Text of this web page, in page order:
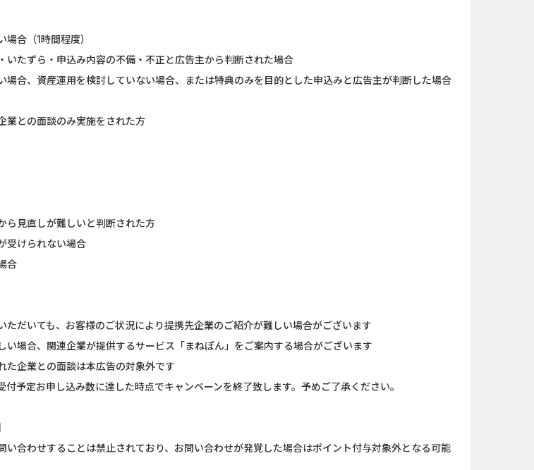
し登録
ホース...
ンケー...
（レベル...
セン）...
DARWIN funding（ダーウ...
Alterna Bank（オルタナ... iOS_パズル＆コンクエス...
場合（1時間程度）
いたずら・申込み内容の不備・不正と広告主から判断された場合
場合、資産運用を検討していない場合、または特典のみを目的とした申込みと広告主が判断した場合
業との面談のみ実施をされた方
ら見直しが難しいと判断された方
受けられない場合
合
だいても、お客様のご状況により提携先企業のご紹介が難しい場合がございます
場合、関連企業が提供するサービス「まねぽん」をご案内する場合がございます
た企業との面談は本広告の対象外です
予定お申し込み数に達した時点でキャンペーンを終了致します。予めご了承ください。
い合わせすることは禁止されており、お問い合わせが発覚した場合はポイント付与対象外となる可能